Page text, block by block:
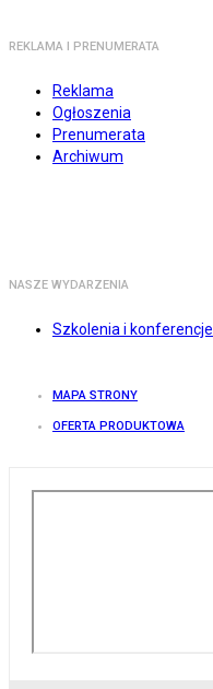
REKLAMA I PRENUMERATA
Reklama
Ogłoszenia
Prenumerata
Archiwum
NASZE WYDARZENIA
Szkolenia i konferencje
MAPA STRONY
OFERTA PRODUKTOWA